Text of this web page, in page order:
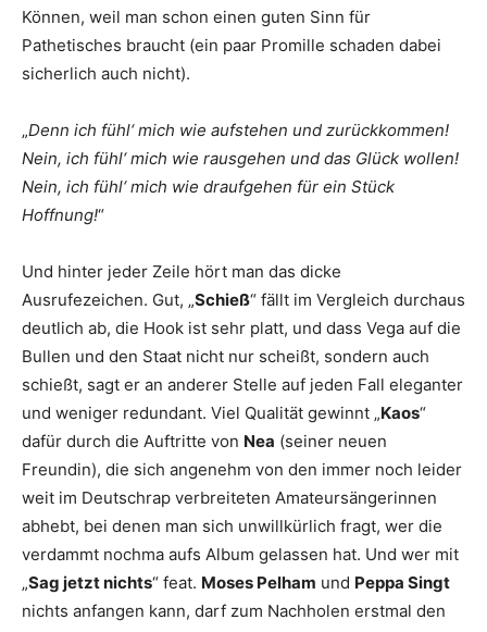
Können, weil man schon einen guten Sinn für
Pathetisches braucht (ein paar Promille schaden dabei
sicherlich auch nicht).
„Denn ich fühl‘ mich wie aufstehen und zurückkommen!
Nein, ich fühl‘ mich wie rausgehen und das Glück wollen!
Nein, ich fühl‘ mich wie draufgehen für ein Stück
Hoffnung!“
Und hinter jeder Zeile hört man das dicke
Ausrufezeichen. Gut, „Schieß“ fällt im Vergleich durchaus
deutlich ab, die Hook ist sehr platt, und dass Vega auf die
Bullen und den Staat nicht nur scheißt, sondern auch
schießt, sagt er an anderer Stelle auf jeden Fall eleganter
und weniger redundant. Viel Qualität gewinnt „Kaos“
dafür durch die Auftritte von Nea (seiner neuen
Freundin), die sich angenehm von den immer noch leider
weit im Deutschrap verbreiteten Amateursängerinnen
abhebt, bei denen man sich unwillkürlich fragt, wer die
verdammt nochma aufs Album gelassen hat. Und wer mit
„Sag jetzt nichts“ feat. Moses Pelham und Peppa Singt
nichts anfangen kann, darf zum Nachholen erstmal den